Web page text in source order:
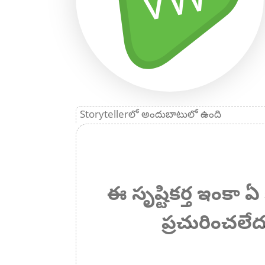
Storytellerలో అందుబాటులో ఉంది
ఈ సృష్టికర్త ఇంకా